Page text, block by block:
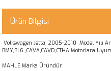
Ürün Bilgisi
Volkswagen Jetta 2005-2010 Model Yılı
BMY,BLG ,CAVA,CAVD,CTHA Motorlara
MAHLE Marka Üründür